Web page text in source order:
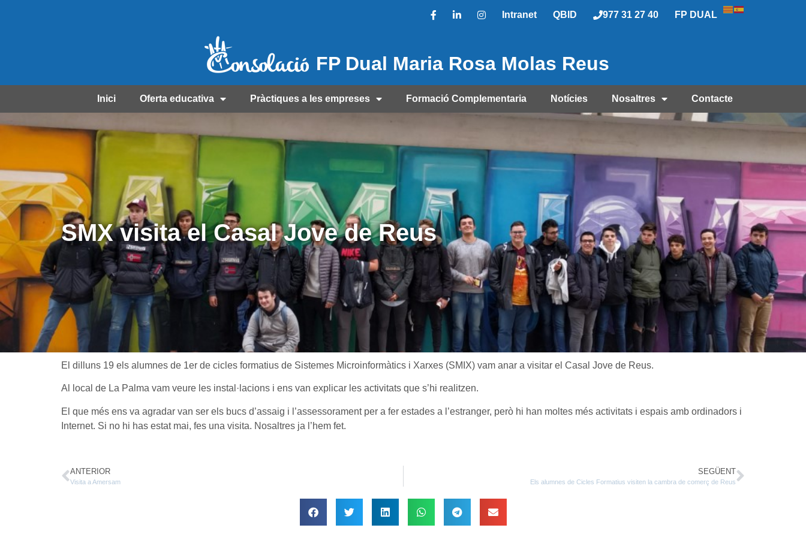
Intranet QBID 977 31 27 40 FP DUAL
FP Dual Maria Rosa Molas Reus
Inici Oferta educativa Pràctiques a les empreses Formació Complementaria Notícies Nosaltres Contacte
SMX visita el Casal Jove de Reus
El dilluns 19 els alumnes de 1er de cicles formatius de Sistemes Microinformàtics i Xarxes (SMIX) vam anar a visitar el Casal Jove de Reus.
Al local de La Palma vam veure les instal·lacions i ens van explicar les activitats que s’hi realitzen.
El que més ens va agradar van ser els bucs d’assaig i l’assessorament per a fer estades a l’estranger, però hi han moltes més activitats i espais amb ordinadors i
Internet. Si no hi has estat mai, fes una visita. Nosaltres ja l’hem fet.
ANTERIOR
Visita a Amersam
SEGÜENT
Els alumnes de Cicles Formatius visiten la cambra de comerç de Reus